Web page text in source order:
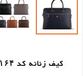
کیف زنانه کد ۱۶۴-۲۰